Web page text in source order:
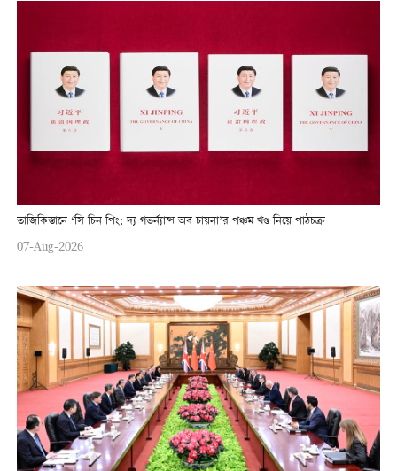
তাজিকিস্তানে ‘সি চিন পিং: দ্য গভর্ন্যান্স অব চায়না’র পঞ্চম খণ্ড নিয়ে পাঠচক্র
07-Aug-2026